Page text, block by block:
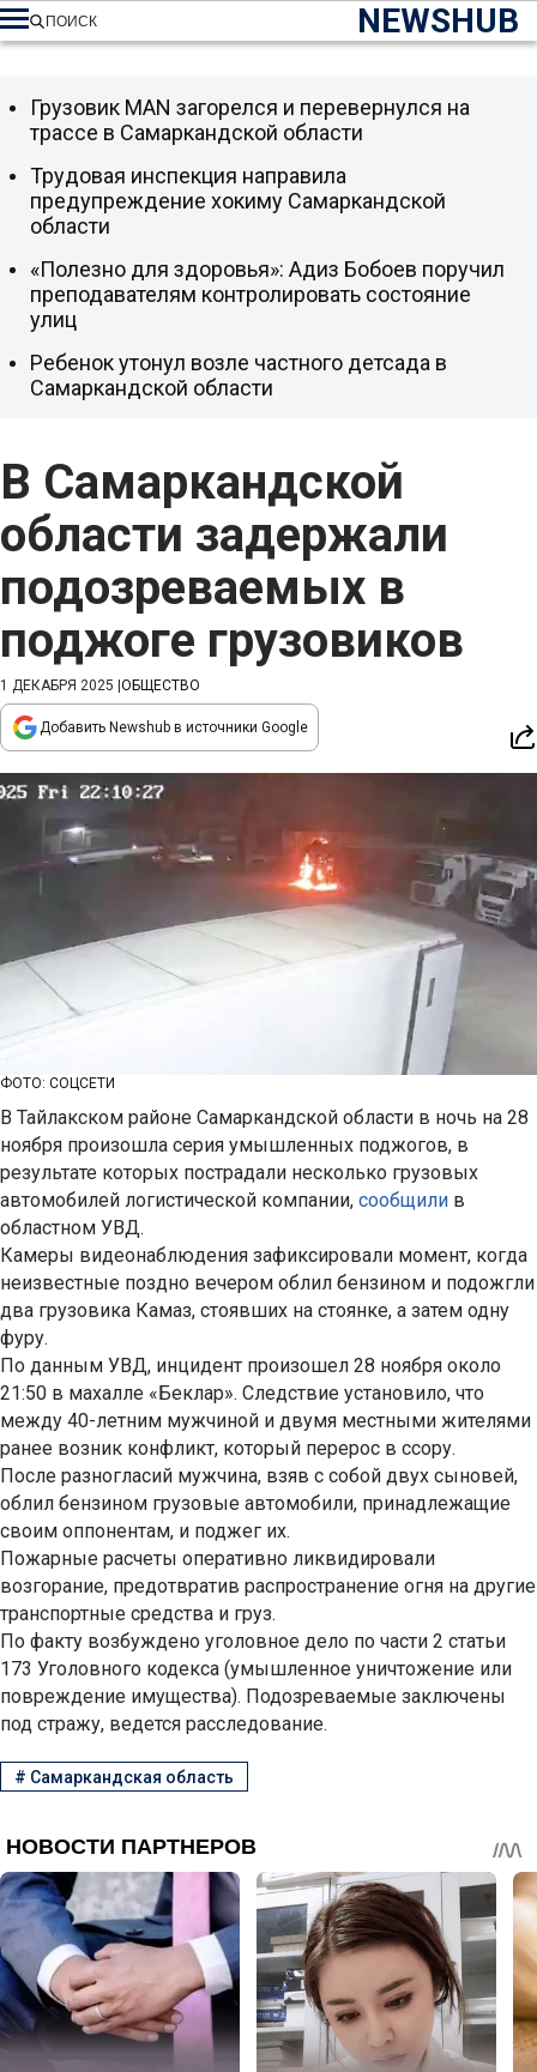
NEWSHUB
ПОИСК
В Самаркандской
области задержали
подозреваемых в
поджоге грузовиков
1 ДЕКАБРЯ 2025 ОБЩЕСТВО
Добавить Newshub в источники Google
ФОТО: СОЦСЕТИ
В Тайлакском районе Самаркандской области в ночь на 28
ноября произошла серия умышленных поджогов, в
результате которых пострадали несколько грузовых
автомобилей логистической компании, сообщили в
областном УВД.
Камеры видеонаблюдения зафиксировали момент, когда
неизвестные поздно вечером облил бензином и подожгли
два грузовика Камаз, стоявших на стоянке, а затем одну
фуру.
По данным УВД, инцидент произошел 28 ноября около
21:50 в махалле «Беклар». Следствие установило, что
между 40-летним мужчиной и двумя местными жителями
ранее возник конфликт, который перерос в ссору.
После разногласий мужчина, взяв с собой двух сыновей,
облил бензином грузовые автомобили, принадлежащие
своим оппонентам, и поджег их.
Пожарные расчеты оперативно ликвидировали
возгорание, предотвратив распространение огня на другие
транспортные средства и груз.
По факту возбуждено уголовное дело по части 2 статьи
173 Уголовного кодекса (умышленное уничтожение или
повреждение имущества). Подозреваемые заключены
под стражу, ведется расследование.
Грузовик MAN загорелся и перевернулся на
трассе в Самаркандской области
Трудовая инспекция направила
предупреждение хокиму Самаркандской
области
«Полезно для здоровья»: Адиз Бобоев поручил
преподавателям контролировать состояние
улиц
Ребенок утонул возле частного детсада в
Самаркандской области
# Самаркандская область